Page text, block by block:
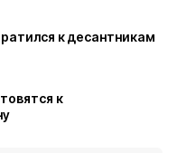
к десантникам
к